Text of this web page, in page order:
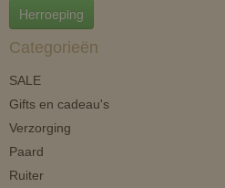
Herroeping
Categorieën
SALE
Gifts en cadeau's
Verzorging
Paard
Ruiter